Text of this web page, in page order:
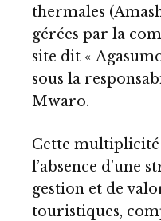
thermales
gérées par la
site dit «
sous la
Mwaro.
Cette multiplicité
l’absence d’une
gestion et de
touristiques,